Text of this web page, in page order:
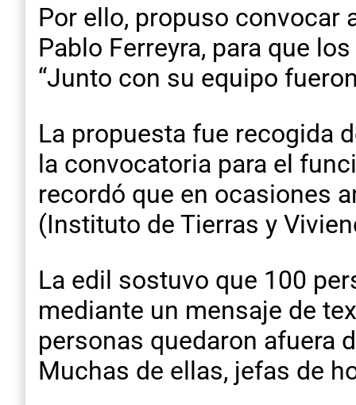
Por ello, propuso convocar
Pablo Ferreyra, para que
“Junto con su equipo
La propuesta fue recogida
la convocatoria para el
recordó que en ocasiones
(Instituto de Tierras y
La edil sostuvo que 100
mediante un mensaje de
personas quedaron afuera
Muchas de ellas, jefas de